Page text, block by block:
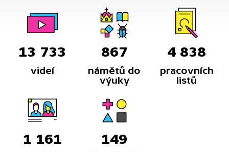
13 733
videí
867
námětů do
výuky
4 838
pracovních
listů
1 161 149